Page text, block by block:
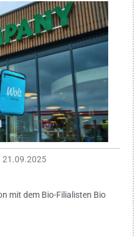
21.09.2025
mit dem Bio-Filialisten Bio